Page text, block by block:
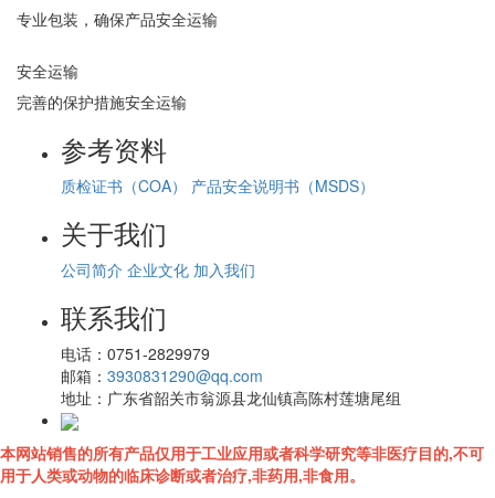
专业包装，确保产品安全运输
安全运输
完善的保护措施安全运输
参考资料
质检证书（COA） 产品安全说明书（MSDS）
关于我们
公司简介 企业文化 加入我们
联系我们
电话： 0751-2829979
邮箱： 3930831290@qq.com
地址： 广东省韶关市翁源县龙仙镇高陈村莲塘尾组
本网站销售的所有产品仅用于工业应用或者科学研究等非医疗目的,不可
用于人类或动物的临床诊断或者治疗,非药用,非食用。